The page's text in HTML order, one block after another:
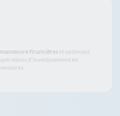
manœuvre financièreset optimisez
d’investissement en